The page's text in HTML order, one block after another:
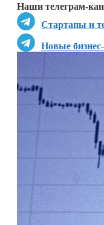
Наши телеграм-
Стартапы и
Новые